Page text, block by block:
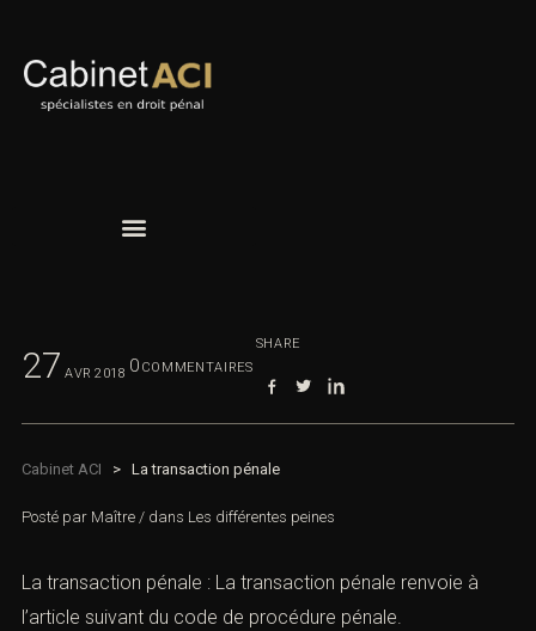
27 AVR 2018 0 COMMENTAIRES
SHARE
Cabinet ACI > La transaction pénale
Posté par Maître / dans Les différentes peines
La transaction pénale : La transaction pénale renvoie à
l’article suivant du code de procédure pénale.